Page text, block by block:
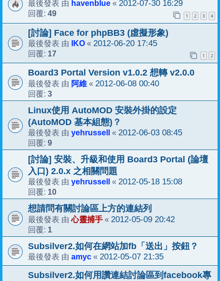
最後發表 由 havenblue « 2012-07-30 16:29
回覆: 49 1 2 3 4
[討論] Face for phpBB3 (虛擬形象)
最後發表 由 IKO « 2012-06-20 17:45
回覆: 17 1 2
Board3 Portal Version v1.0.2 想轉 v2.0.0
最後發表 由 阿維 « 2012-06-08 00:40
回覆: 3
Linux使用 AutoMOD 安裝外掛的設定
(AutoMOD 基本組態)？
最後發表 由 yehrussell « 2012-06-03 08:45
回覆: 9
[討論] 安裝、升級和使用 Board3 Portal (論壇
入口) 2.0.x 之相關問題
最後發表 由 yehrussell « 2012-05-18 15:08
回覆: 10
想請問有關討論區上方的連結列
最後發表 由心靈捕手 « 2012-05-09 20:42
回覆: 1
Subsilver2.如何在網站加fb「送出」按鈕？
最後發表 由 amyc « 2012-05-07 21:35
Subsilver2.如何用讚連結討論區到facebook專